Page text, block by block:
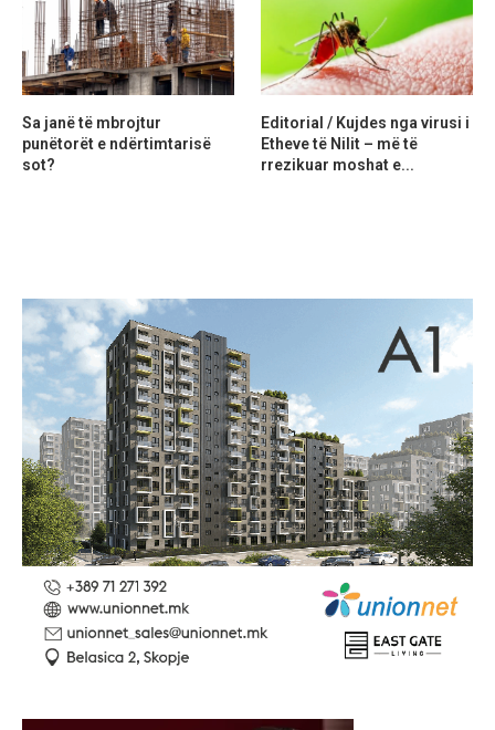
Sa janë të mbrojtur
punëtorët e ndërtimtarisë
sot?
Editorial / Kujdes nga virusi i
Etheve të Nilit – më të
rrezikuar moshat e...